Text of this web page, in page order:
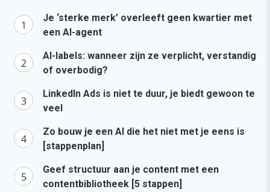
Je ‘sterke merk’ overleeft geen kwartier met
een AI-agent
AI-labels: wanneer zijn ze verplicht, verstandig
of overbodig?
LinkedIn Ads is niet te duur, je biedt gewoon te
veel
Zo bouw je een AI die het niet met je eens is
[stappenplan]
Geef structuur aan je content met een
contentbibliotheek [5 stappen]